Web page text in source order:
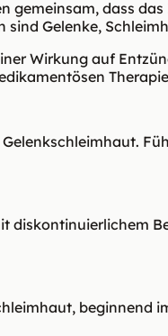
gemeinsam, dass
Gelenke,
Wirkung auf
beginnend